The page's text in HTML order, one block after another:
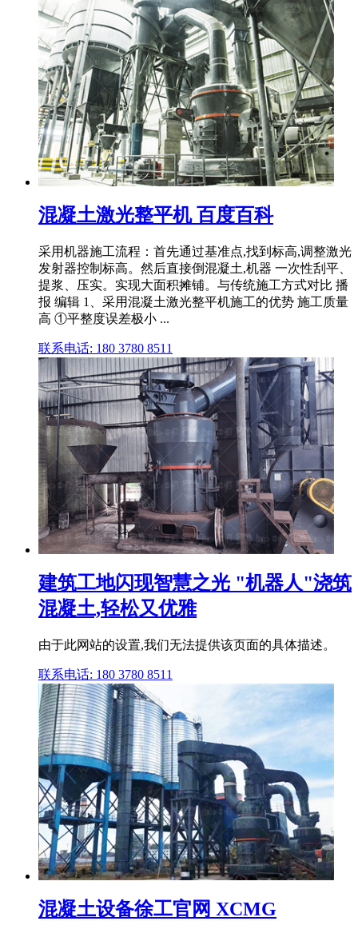
混凝土激光整平机 百度百科
采用机器施工流程：首先通过基准点,找到标高,调整激光
发射器控制标高。然后直接倒混凝土,机器 一次性刮平、
提浆、压实。实现大面积摊铺。与传统施工方式对比 播
报 编辑 1、采用混凝土激光整平机施工的优势 施工质量
高 ①平整度误差极小 ...
联系电话: 180 3780 8511
建筑工地闪现智慧之光 "机器人"浇筑
混凝土,轻松又优雅
由于此网站的设置,我们无法提供该页面的具体描述。
联系电话: 180 3780 8511
混凝土设备徐工官网 XCMG